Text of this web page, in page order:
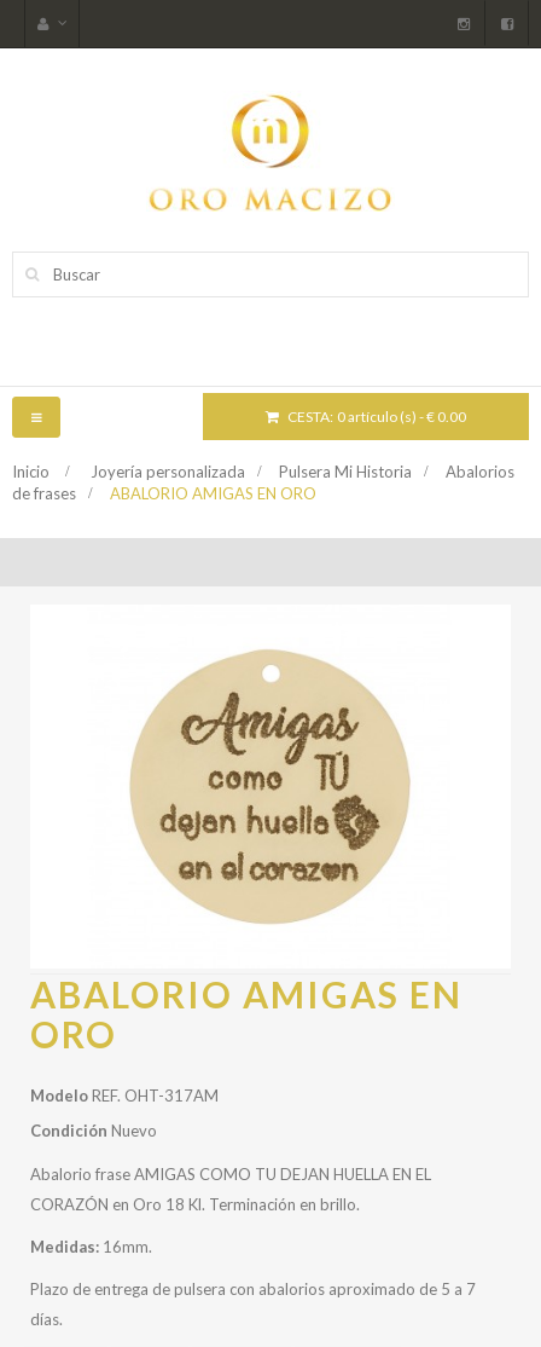
CESTA: 0 artículo (s) - € 0.00
NAVEGACIÓN
TOGGLE
Inicio > Joyería personalizada > Pulsera Mi Historia >
Abalorios
de frases
> ABALORIO AMIGAS EN ORO
ABALORIO AMIGAS EN
ORO
ModeloREF. OHT-317AM
Condición Nuevo
Abalorio frase AMIGAS COMO TU DEJAN HUELLA EN EL
CORAZÓN en Oro 18 Kl. Terminación en brillo.
Medidas: 16mm.
Plazo de entrega de pulsera con abalorios aproximado de 5 a 7
días.